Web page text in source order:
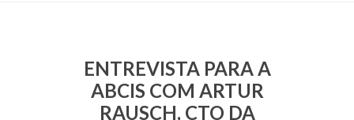
ENTREVISTA PARA A
ABCIS COM ARTUR
RAUSCH, CTO DA